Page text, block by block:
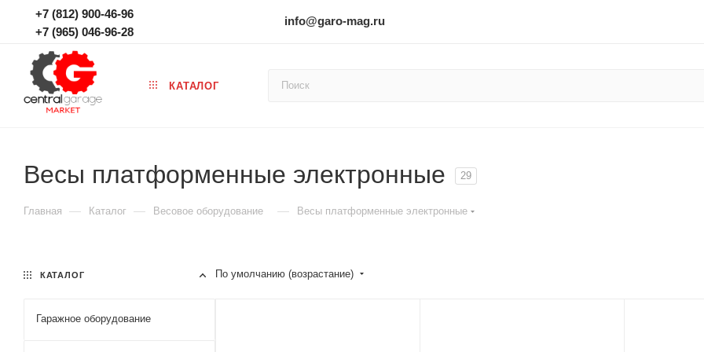
+7 (812) 900-46-96
+7 (965) 046-96-28
info@garo-mag.ru
КАТАЛОГ
Весы платформенные электронные 29
Главная — Каталог — Весовое оборудование — Весы платформенные электронные
По умолчанию (возрастание)
КАТАЛОГ
Гаражное оборудование